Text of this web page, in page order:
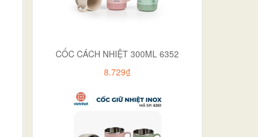
CỐC CÁCH NHIỆT 300ML 6352
8.729₫